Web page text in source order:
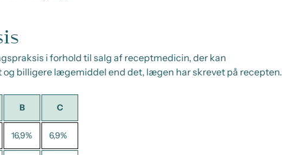
i forhold til salg af receptmedicin, der kan
billigere lægemiddel end det, lægen har skrevet på recepten.
B C
16,9% 6,9%